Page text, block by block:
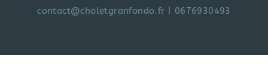
contact@choletgranfondo.fr | 0676930493